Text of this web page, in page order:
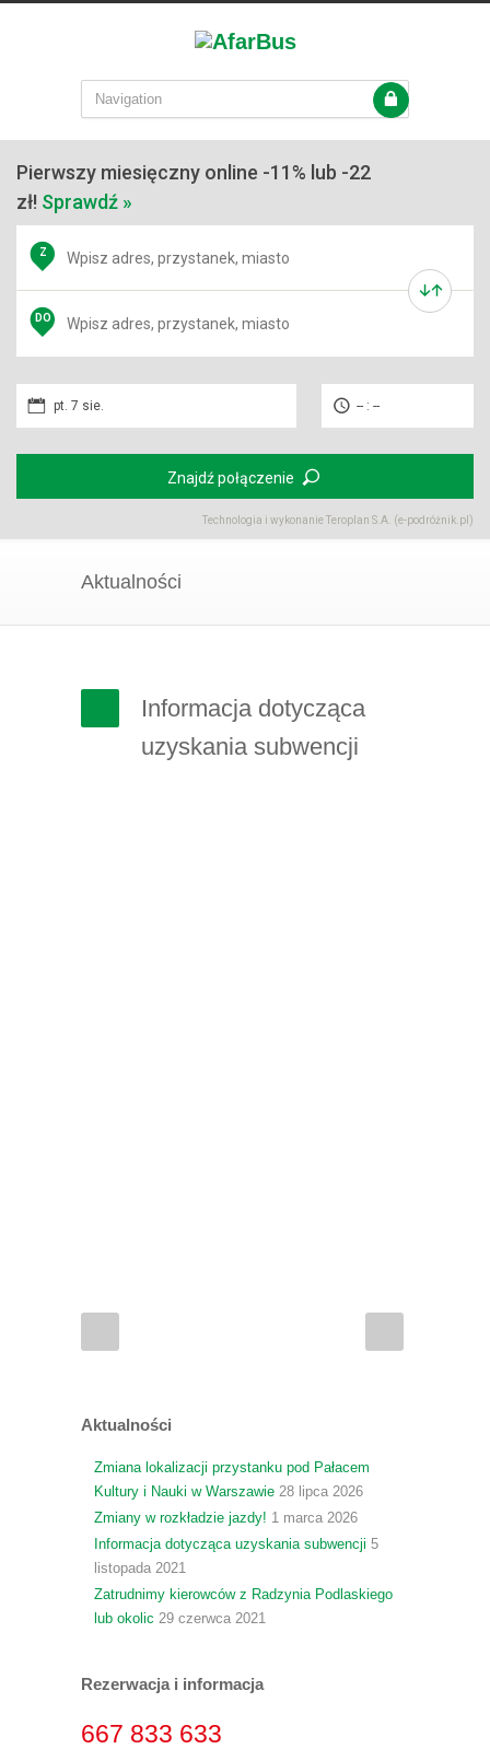
Pierwszy miesięczny online -11% lub -22
zł! Sprawdź »
Technologia i wykonanieTeroplan S.A. (e-podróżnik.pl)
Z
DO
pt. 7 sie. -- : --
Znajdź połączenie
Aktualności
Informacja dotycząca
uzyskania subwencji
Aktualności
Zmiana lokalizacji przystanku pod Pałacem
Kultury i Nauki w Warszawie 28 lipca 2026
Zmiany w rozkładzie jazdy! 1 marca 2026
Informacja dotycząca uzyskania subwencji 5
listopada 2021
Zatrudnimy kierowców z Radzynia Podlaskiego
lub okolic 29 czerwca 2021
Rezerwacja i informacja
667 833 633